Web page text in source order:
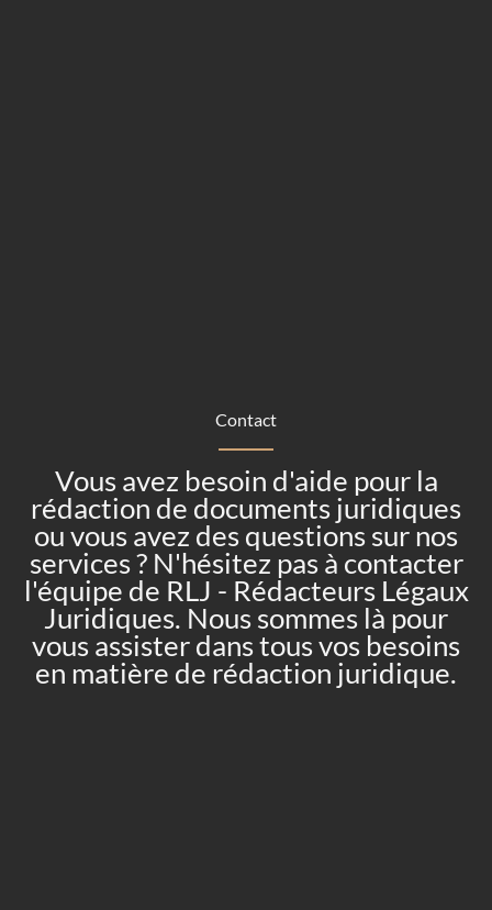
Contact
Vous avez besoin d'aide pour la
rédaction de documents juridiques
ou vous avez des questions sur nos
services ? N'hésitez pas à contacter
l'équipe de RLJ - Rédacteurs Légaux
Juridiques. Nous sommes là pour
vous assister dans tous vos besoins
en matière de rédaction juridique.